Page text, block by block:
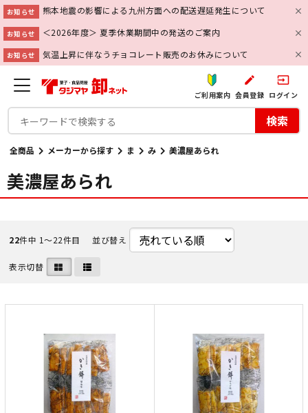
お知らせ 熊本地震の影響による九州方面への配送遅延発生について
お知らせ ＜2026年度＞ 夏季休業期間中の発送のご案内
お知らせ 気温上昇に伴なうチョコレート販売のお休みについて
ご利用案内
create
会員登録
input
ログイン
検索
全商品 メーカーから探す ま み 美濃屋あられ
美濃屋あられ
22件中 1〜22件目 並び替え
表示切替